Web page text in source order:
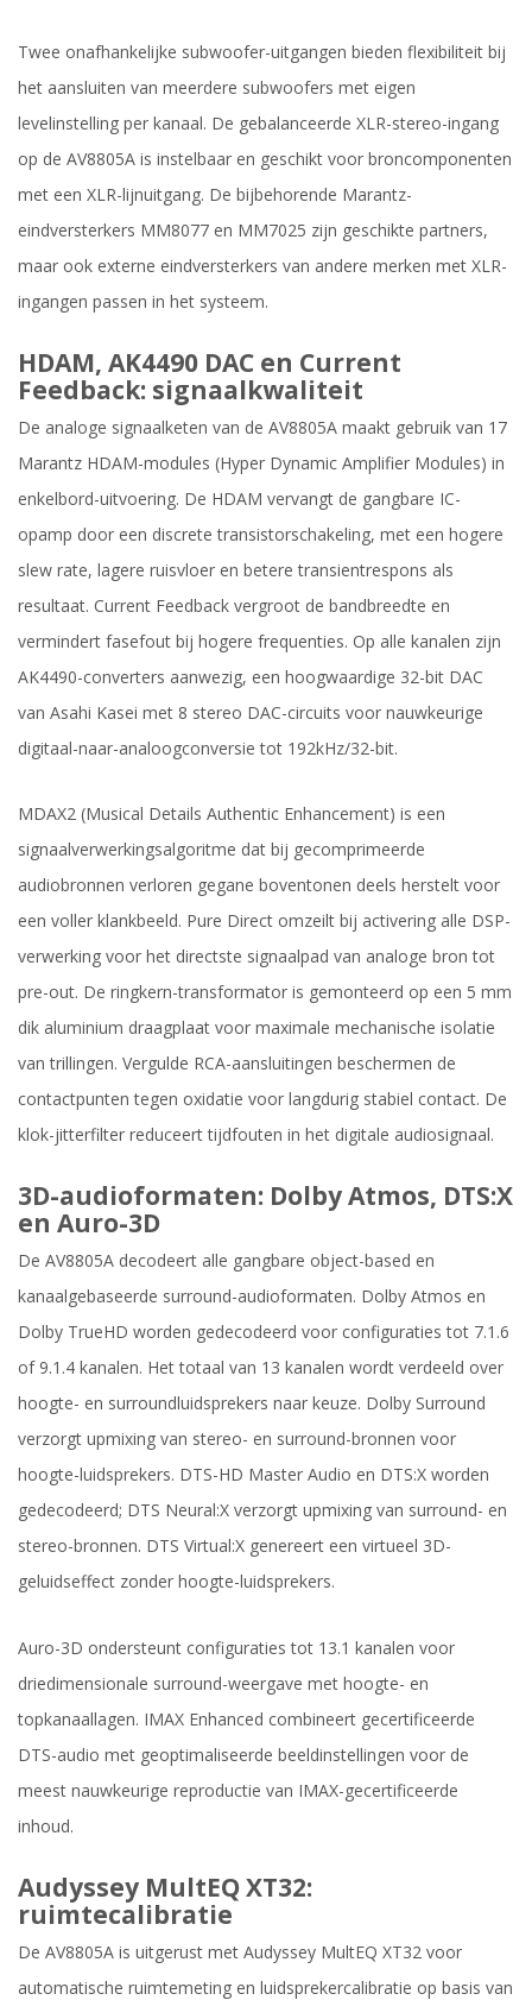
Twee onafhankelijke subwoofer-uitgangen bieden flexibiliteit bij
het aansluiten van meerdere subwoofers met eigen
levelinstelling per kanaal. De gebalanceerde XLR-stereo-ingang
op de AV8805A is instelbaar en geschikt voor broncomponenten
met een XLR-lijnuitgang. De bijbehorende Marantz-
eindversterkers MM8077 en MM7025 zijn geschikte partners,
maar ook externe eindversterkers van andere merken met XLR-
ingangen passen in het systeem.
HDAM, AK4490 DAC en Current
Feedback: signaalkwaliteit
De analoge signaalketen van de AV8805A maakt gebruik van 17
Marantz HDAM-modules (Hyper Dynamic Amplifier Modules) in
enkelbord-uitvoering. De HDAM vervangt de gangbare IC-
opamp door een discrete transistorschakeling, met een hogere
slew rate, lagere ruisvloer en betere transientrespons als
resultaat. Current Feedback vergroot de bandbreedte en
vermindert fasefout bij hogere frequenties. Op alle kanalen zijn
AK4490-converters aanwezig, een hoogwaardige 32-bit DAC
van Asahi Kasei met 8 stereo DAC-circuits voor nauwkeurige
digitaal-naar-analoogconversie tot 192kHz/32-bit.
MDAX2 (Musical Details Authentic Enhancement) is een
signaalverwerkingsalgoritme dat bij gecomprimeerde
audiobronnen verloren gegane boventonen deels herstelt voor
een voller klankbeeld. Pure Direct omzeilt bij activering alle DSP-
verwerking voor het directste signaalpad van analoge bron tot
pre-out. De ringkern-transformator is gemonteerd op een 5 mm
dik aluminium draagplaat voor maximale mechanische isolatie
van trillingen. Vergulde RCA-aansluitingen beschermen de
contactpunten tegen oxidatie voor langdurig stabiel contact. De
klok-jitterfilter reduceert tijdfouten in het digitale audiosignaal.
3D-audioformaten: Dolby Atmos, DTS:X
en Auro-3D
De AV8805A decodeert alle gangbare object-based en
kanaalgebaseerde surround-audioformaten. Dolby Atmos en
Dolby TrueHD worden gedecodeerd voor configuraties tot 7.1.6
of 9.1.4 kanalen. Het totaal van 13 kanalen wordt verdeeld over
hoogte- en surroundluidsprekers naar keuze. Dolby Surround
verzorgt upmixing van stereo- en surround-bronnen voor
hoogte-luidsprekers. DTS-HD Master Audio en DTS:X worden
gedecodeerd; DTS Neural:X verzorgt upmixing van surround- en
stereo-bronnen. DTS Virtual:X genereert een virtueel 3D-
geluidseffect zonder hoogte-luidsprekers.
Auro-3D ondersteunt configuraties tot 13.1 kanalen voor
driedimensionale surround-weergave met hoogte- en
topkanaallagen. IMAX Enhanced combineert gecertificeerde
DTS-audio met geoptimaliseerde beeldinstellingen voor de
meest nauwkeurige reproductie van IMAX-gecertificeerde
inhoud.
Audyssey MultEQ XT32:
ruimtecalibratie
De AV8805A is uitgerust met Audyssey MultEQ XT32 voor
automatische ruimtemeting en luidsprekercalibratie op basis van